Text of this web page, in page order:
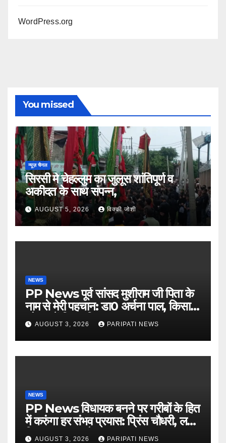
WordPress.org
You missed
न्यूज़ चैनल
सिरसी मे चेहल्लुम का जुलूस शांतिपूर्ण व
अकीदत के साथ संपन्न,
AUGUST 5, 2026 विक्की जोशी
NEWS
PP News पूर्व सांसद मुशीराम जी पिता के
नाम से मेरी पहचान: डा0 अर्चना पाल, किसान
चौपाल में दिया परिचय
AUGUST 3, 2026 PARIPATI NEWS
NEWS
PP News विधायक बनने पर गरीबों के हित
में करुंगा हर संभव प्रयास: प्रिंस चौधरी, लगाई
किसान मजदूर चौपाल
AUGUST 3, 2026 PARIPATI NEWS